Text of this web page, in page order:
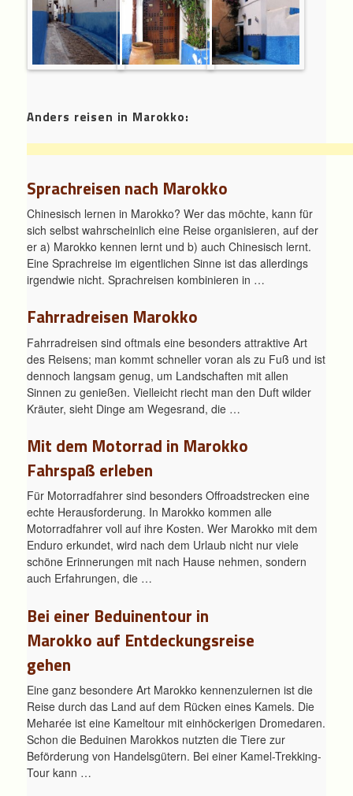
Anders reisen in Marokko:
Sprachreisen nach Marokko
Chinesisch lernen in Marokko? Wer das möchte, kann für
sich selbst wahrscheinlich eine Reise organisieren, auf der
er a) Marokko kennen lernt und b) auch Chinesisch lernt.
Eine Sprachreise im eigentlichen Sinne ist das allerdings
irgendwie nicht. Sprachreisen kombinieren in …
Fahrradreisen Marokko
Fahrradreisen sind oftmals eine besonders attraktive Art
des Reisens; man kommt schneller voran als zu Fuß und ist
dennoch langsam genug, um Landschaften mit allen
Sinnen zu genießen. Vielleicht riecht man den Duft wilder
Kräuter, sieht Dinge am Wegesrand, die …
Mit dem Motorrad in Marokko
Fahrspaß erleben
Für Motorradfahrer sind besonders Offroadstrecken eine
echte Herausforderung. In Marokko kommen alle
Motorradfahrer voll auf ihre Kosten. Wer Marokko mit dem
Enduro erkundet, wird nach dem Urlaub nicht nur viele
schöne Erinnerungen mit nach Hause nehmen, sondern
auch Erfahrungen, die …
Bei einer Beduinentour in
Marokko auf Entdeckungsreise
gehen
Eine ganz besondere Art Marokko kennenzulernen ist die
Reise durch das Land auf dem Rücken eines Kamels. Die
Meharée ist eine Kameltour mit einhöckerigen Dromedaren.
Schon die Beduinen Marokkos nutzten die Tiere zur
Beförderung von Handelsgütern. Bei einer Kamel-Trekking-
Tour kann …